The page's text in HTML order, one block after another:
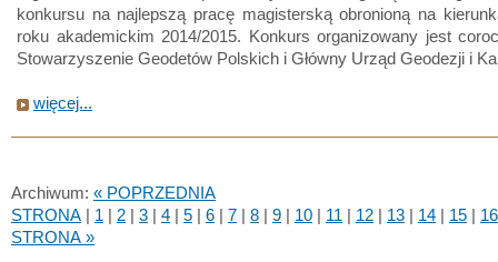
konkursu na najlepszą pracę magisterską obronioną na
roku akademickim 2014/2015. Konkurs organizowany jest
Stowarzyszenie Geodetów Polskich i Główny Urząd Geodezji i
więcej...
Archiwum: « POPRZEDNIA
STRONA | 1 | 2 | 3 | 4 | 5 | 6 | 7 | 8 | 9 | 10 | 11 | 12 | 13 | 14 | 15 | 16
STRONA »